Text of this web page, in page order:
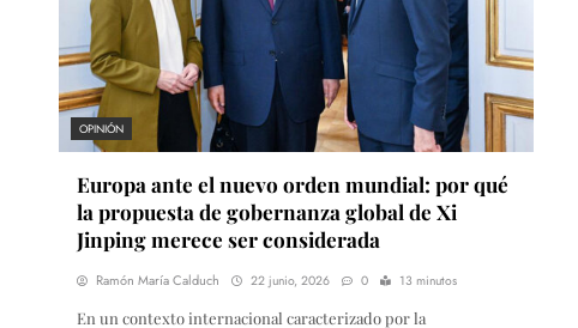
OPINIÓN
Europa ante el nuevo orden mundial: por qué
la propuesta de gobernanza global de Xi
Jinping merece ser considerada
Ramón María Calduch 22 junio, 2026 0 13 minutos
En un contexto internacional caracterizado por la